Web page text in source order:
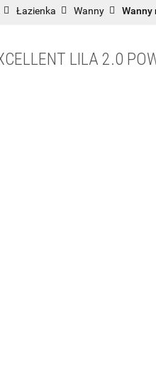
Łazienka Wanny Wanny
LILA 2.0